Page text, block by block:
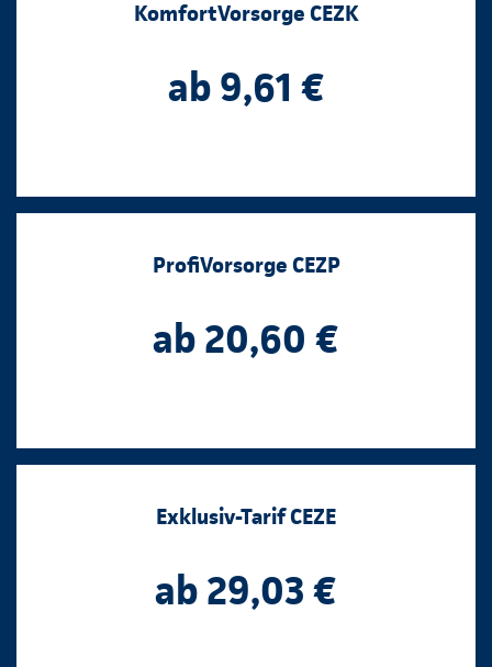
KomfortVorsorge CEZK
ab 9,61 €
ProfiVorsorge CEZP
ab 20,60 €
Exklusiv-Tarif CEZE
ab 29,03 €